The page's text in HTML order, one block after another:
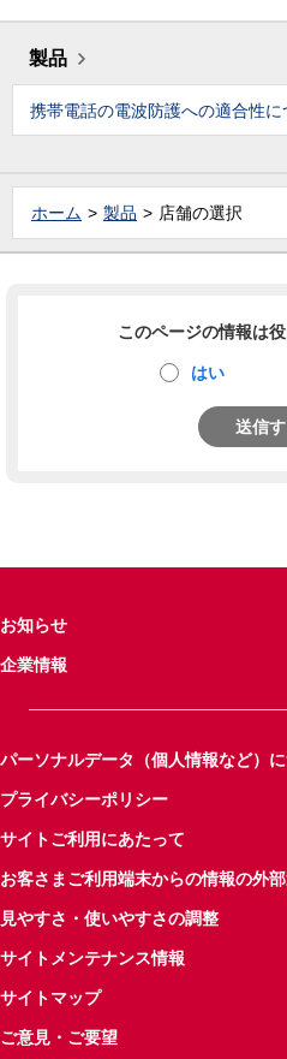
製品
携帯電話の電波防護への適合性に
ホーム 製品 店舗の選択
このページの情報は
はい
送信
お知らせ
企業情報
パーソナルデータ（個人情報など）
プライバシーポリシー
サイトご利用にあたって
お客さまご利用端末からの情報の外
見やすさ・使いやすさの調整
サイトメンテナンス情報
サイトマップ
ご意見・ご要望